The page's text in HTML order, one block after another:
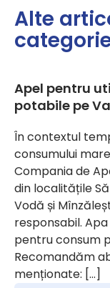
Alte
Apel pentru
potabile pe
În contextul
consumului
Compania de
din localitățile
Vodă și
responsabil.
pentru consum
Recomandăm
menționate: […]